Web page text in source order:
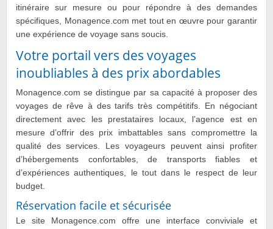
itinéraire sur mesure ou pour répondre à des demandes
spécifiques, Monagence.com met tout en œuvre pour garantir
une expérience de voyage sans soucis.
Votre portail vers des voyages
inoubliables à des prix abordables
Monagence.com se distingue par sa capacité à proposer des
voyages de rêve à des tarifs très compétitifs. En négociant
directement avec les prestataires locaux, l’agence est en
mesure d’offrir des prix imbattables sans compromettre la
qualité des services. Les voyageurs peuvent ainsi profiter
d’hébergements confortables, de transports fiables et
d’expériences authentiques, le tout dans le respect de leur
budget.
Réservation facile et sécurisée
Le site Monagence.com offre une interface conviviale et